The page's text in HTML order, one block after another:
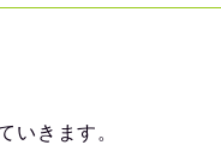
いきます。